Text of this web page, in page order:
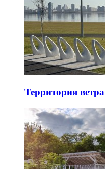
Территория ветра